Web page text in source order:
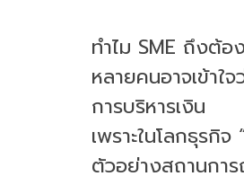
ทำไม SME ถึงต้อ
หลายคนอาจเข้าใ
การบริหารเงิน
เพราะในโลกธุรกิ
ตัวอย่างสถานการ